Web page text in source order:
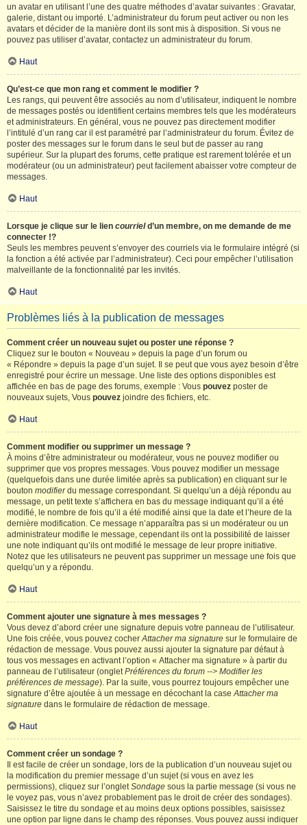
un avatar en utilisant l’une des quatre méthodes d’avatar suivantes : Gravatar,
galerie, distant ou importé. L’administrateur du forum peut activer ou non les
avatars et décider de la manière dont ils sont mis à disposition. Si vous ne
pouvez pas utiliser d’avatar, contactez un administrateur du forum.
Haut
Qu’est-ce que mon rang et comment le modifier ?
Les rangs, qui peuvent être associés au nom d’utilisateur, indiquent le nombre
de messages postés ou identifient certains membres tels que les modérateurs
et administrateurs. En général, vous ne pouvez pas directement modifier
l’intitulé d’un rang car il est paramétré par l’administrateur du forum. Évitez de
poster des messages sur le forum dans le seul but de passer au rang
supérieur. Sur la plupart des forums, cette pratique est rarement tolérée et un
modérateur (ou un administrateur) peut facilement abaisser votre compteur de
messages.
Haut
Lorsque je clique sur le lien courrield’un membre, on me demande de me
connecter !?
Seuls les membres peuvent s’envoyer des courriels via le formulaire intégré (si
la fonction a été activée par l’administrateur). Ceci pour empêcher l’utilisation
malveillante de la fonctionnalité par les invités.
Haut
Problèmes liés à la publication de messages
Comment créer un nouveau sujet ou poster une réponse ?
Cliquez sur le bouton « Nouveau » depuis la page d’un forum ou
« Répondre » depuis la page d’un sujet. Il se peut que vous ayez besoin d’être
enregistré pour écrire un message. Une liste des options disponibles est
affichée en bas de page des forums, exemple : Vous pouvez poster de
nouveaux sujets, Vous pouvez joindre des fichiers, etc.
Haut
Comment modifier ou supprimer un message ?
À moins d’être administrateur ou modérateur, vous ne pouvez modifier ou
supprimer que vos propres messages. Vous pouvez modifier un message
(quelquefois dans une durée limitée après sa publication) en cliquant sur le
bouton modifierdu message correspondant. Si quelqu’un a déjà répondu au
message, un petit texte s’affichera en bas du message indiquant qu’il a été
modifié, le nombre de fois qu’il a été modifié ainsi que la date et l’heure de la
dernière modification. Ce message n’apparaîtra pas si un modérateur ou un
administrateur modifie le message, cependant ils ont la possibilité de laisser
une note indiquant qu’ils ont modifié le message de leur propre initiative.
Notez que les utilisateurs ne peuvent pas supprimer un message une fois que
quelqu’un y a répondu.
Haut
Comment ajouter une signature à mes messages ?
Vous devez d’abord créer une signature depuis votre panneau de l’utilisateur.
Une fois créée, vous pouvez cocherAttacher ma signature sur le formulaire de
rédaction de message. Vous pouvez aussi ajouter la signature par défaut à
tous vos messages en activant l’option « Attacher ma signature » à partir du
panneau de l’utilisateur (ongletPréférences du forum --> Modifier les
préférences de message). Par la suite, vous pourrez toujours empêcher une
signature d’être ajoutée à un message en décochant la caseAttacher ma
signature dans le formulaire de rédaction de message.
Haut
Comment créer un sondage ?
Il est facile de créer un sondage, lors de la publication d’un nouveau sujet ou
la modification du premier message d’un sujet (si vous en avez les
permissions), cliquez sur l’ongletSondage sous la partie message (si vous ne
le voyez pas, vous n’avez probablement pas le droit de créer des sondages).
Saisissez le titre du sondage et au moins deux options possibles, saisissez
une option par ligne dans le champ des réponses. Vous pouvez aussi indiquer